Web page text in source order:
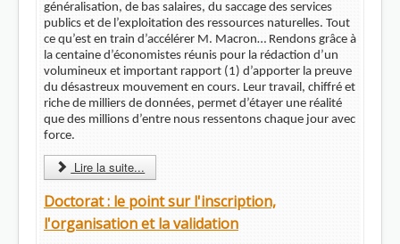
généralisation, de bas salaires, du saccage des services
publics et de l’exploitation des ressources naturelles. Tout
ce qu’est en train d’accélérer M. Macron… Rendons grâce à
la centaine d’économistes réunis pour la rédaction d’un
volumineux et important rapport (1) d’apporter la preuve
du désastreux mouvement en cours. Leur travail, chiffré et
riche de milliers de données, permet d’étayer une réalité
que des millions d’entre nous ressentons chaque jour avec
force.
Lire la suite...
Doctorat : le point sur l'inscription,
l'organisation et la validation